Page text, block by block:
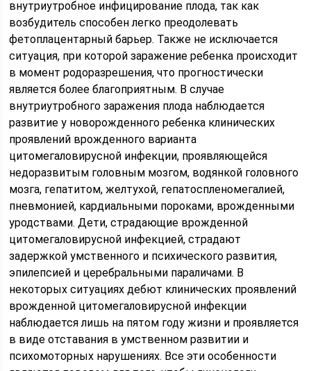
внутриутробное инфицирование плода, так как
возбудитель способен легко преодолевать
фетоплацентарный барьер. Также не исключается
ситуация, при которой заражение ребенка происходит
в момент родоразрешения, что прогностически
является более благоприятным. В случае
внутриутробного заражения плода наблюдается
развитие у новорожденного ребенка клинических
проявлений врожденного варианта
цитомегаловирусной инфекции, проявляющейся
недоразвитым головным мозгом, водянкой головного
мозга, гепатитом, желтухой, гепатоспленомегалией,
пневмонией, кардиальными пороками, врожденными
уродствами. Дети, страдающие врожденной
цитомегаловирусной инфекцией, страдают
задержкой умственного и психического развития,
эпилепсией и церебральными параличами. В
некоторых ситуациях дебют клинических проявлений
врожденной цитомегаловирусной инфекции
наблюдается лишь на пятом году жизни и проявляется
в виде отставания в умственном развитии и
психомоторных нарушениях. Все эти особенности